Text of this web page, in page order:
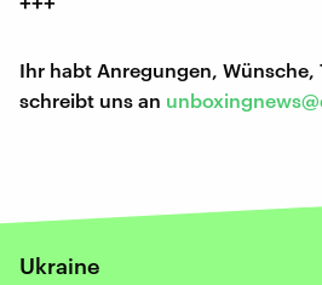
Ihr habt Anregungen, Wünsche,
schreibt uns an
Ukraine